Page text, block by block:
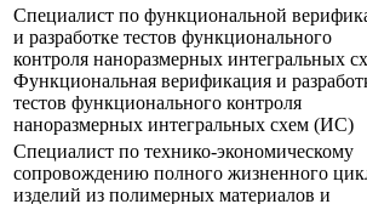
Специалист по функциональной
и разработке тестов функционального
контроля наноразмерных интегральных
Функциональная верификация и
тестов функционального контроля
наноразмерных интегральных схем (ИС)
Специалист по технико-экономическому
сопровождению полного жизненного
изделий из полимерных материалов и